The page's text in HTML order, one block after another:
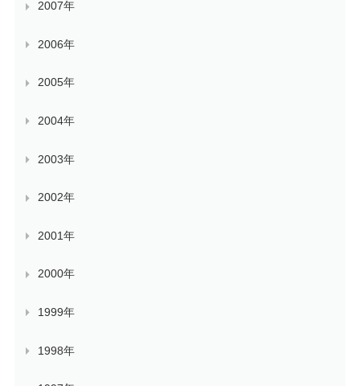
2007年
2006年
2005年
2004年
2003年
2002年
2001年
2000年
1999年
1998年